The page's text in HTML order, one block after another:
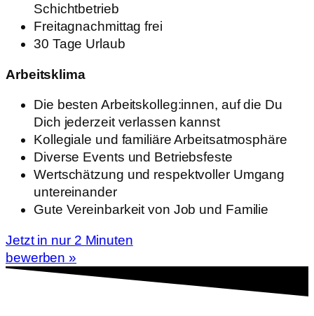
Schichtbetrieb
Freitagnachmittag frei
30 Tage Urlaub
Arbeitsklima
Die besten Arbeitskolleg:innen, auf die Du
Dich jederzeit verlassen kannst
Kollegiale und familiäre Arbeitsatmosphäre
Diverse Events und Betriebsfeste
Wertschätzung und respektvoller Umgang
untereinander
Gute Vereinbarkeit von Job und Familie
Jetzt in nur 2 Minuten
bewerben »